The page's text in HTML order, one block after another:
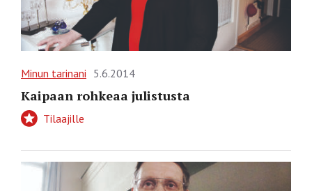
Minun tarinani 5.6.2014
Kaipaan rohkeaa julistusta
Tilaajille